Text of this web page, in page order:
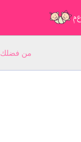
من فضلك أجب عن 5 أسئلة